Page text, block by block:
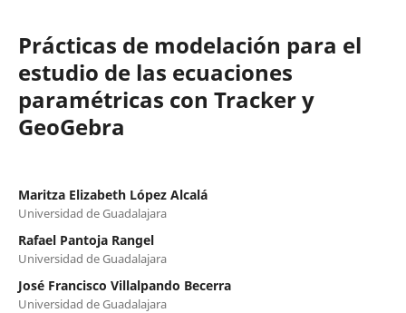
Prácticas de modelación para el
estudio de las ecuaciones
paramétricas con Tracker y
GeoGebra
Maritza Elizabeth López Alcalá
Universidad de Guadalajara
Rafael Pantoja Rangel
Universidad de Guadalajara
José Francisco Villalpando Becerra
Universidad de Guadalajara